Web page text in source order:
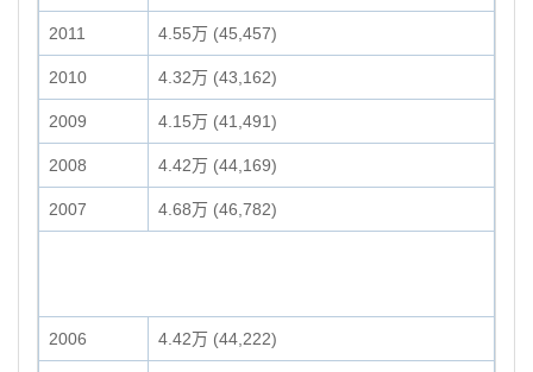
2011 4.55万 (45,457)
2010 4.32万 (43,162)
2009 4.15万 (41,491)
2008 4.42万 (44,169)
2007 4.68万 (46,782)
2006 4.42万 (44,222)